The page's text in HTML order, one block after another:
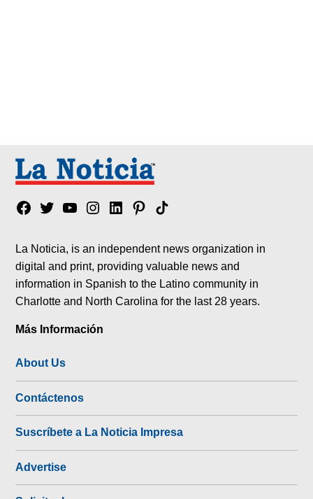
Facebook
TwitterYouTubeInstagram
LinkedinPinterest
Tik
La Noticia, is an independent news organization in
digital and print, providing valuable news and
information in Spanish to the Latino community in
Charlotte and North Carolina for the last 28 years.
Más Información
About Us
Contáctenos
Suscríbete a La Noticia Impresa
Advertise